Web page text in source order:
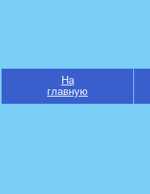
На
главную